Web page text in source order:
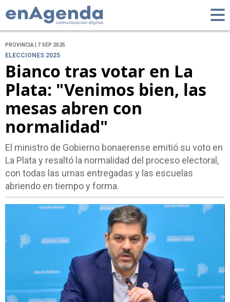
PROVINCIA | 7 SEP 2025
ELECCIONES 2025
Bianco tras votar en La
Plata: "Venimos bien, las
mesas abren con
normalidad"
El ministro de Gobierno bonaerense emitió su voto en
La Plata y resaltó la normalidad del proceso electoral,
con todas las urnas entregadas y las escuelas
abriendo en tiempo y forma.